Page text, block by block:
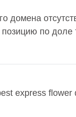
домена
по доле
express